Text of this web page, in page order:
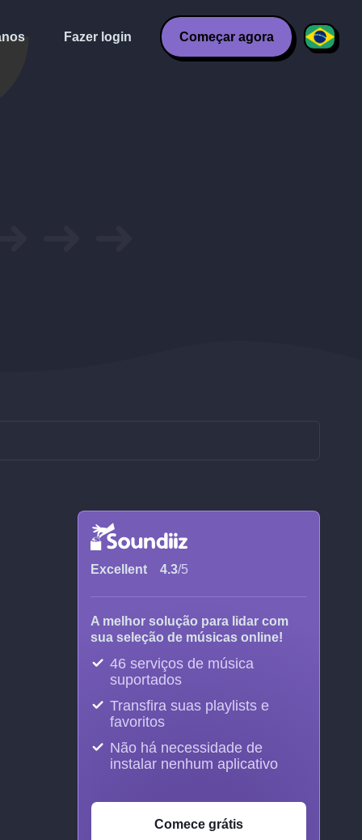
Fazer login Começar agora
Excellent 4.3/5
A melhor solução para lidar com
sua seleção de músicas online!
46 serviços de música
suportados
Transfira suas playlists e
favoritos
Não há necessidade de
instalar nenhum aplicativo
Comece grátis